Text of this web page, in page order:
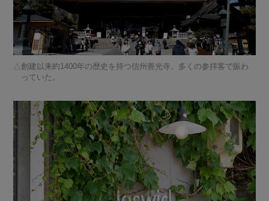
創建以来約1400年の歴史を持つ信州善光寺。多くの参拝客で賑わ
っていた。